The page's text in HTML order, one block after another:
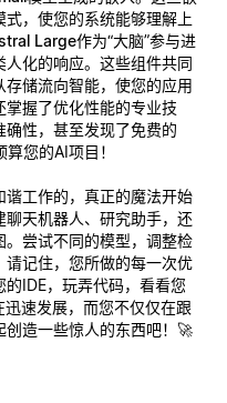
式，使您的系统能够理解上
Large作为“大脑”参与进
化的响应。这些组件共同
储流向智能，使您的应用
握了优化性能的专业技
确性，甚至发现了免费的
您的AI项目！
工作的，真正的魔法开始
天机器人、研究助手，还
尝试不同的模型，调整检
记住，您所做的每一次优
IDE，玩弄代码，看看您
速发展，而您不仅仅在跟
造一些惊人的东西吧！🚀